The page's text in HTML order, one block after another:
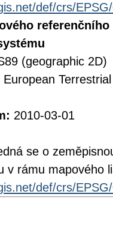
def/crs/
referenčního
(geographic 2D)
European
2010-03-01
se o
v rámu mapového
def/crs/